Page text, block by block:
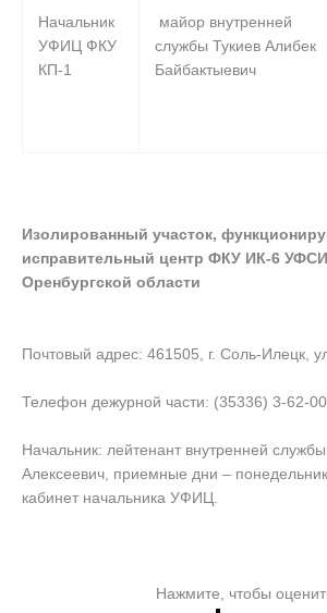
Начальник
УФИЦ ФКУ
КП-1
майор внутренней
службы Тукиев Алибек
Байбактыевич
Изолированный участок,
исправительный центр ФКУ ИК-6
Оренбургской области
Почтовый адрес: 461505, г. Соль-Илецк,
Телефон дежурной части: (35336) 3-62-00
Начальник: лейтенант внутренней
Алексеевич, приемные дни –
кабинет начальника УФИЦ.
Нажмите, чтобы